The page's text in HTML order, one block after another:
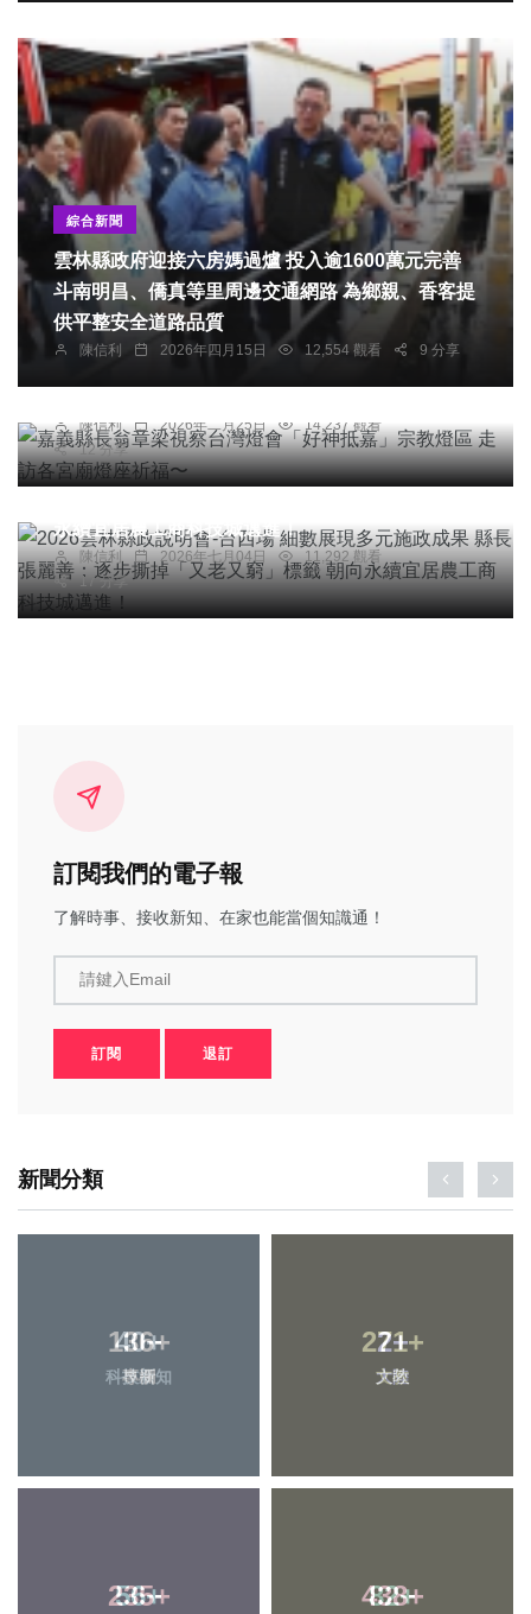
綜合新聞
雲林縣政府迎接六房媽過爐 投入逾1600萬元完善
斗南明昌、僑真等里周邊交通網路 為鄉親、香客提
供平整安全道路品質
陳信利 2026年四月15日 12,554 觀看 9 分享
宗教 綜合新聞
陳信利 2026年二月25日
14,237 觀看
12 分享
綜合新聞
2026雲林縣政說明會-台西場 細數展現多元施政成
永續宜居農工商科技城邁進！
陳信利 2026年七月04日
11,292 觀看
17 分享
訂閱我們的電子報
了解時事、接收新知、在家也能當個知識通！
請鍵入Email
訂閱 退訂
新聞分類
40+
科技新知
2+
大陸
235+ 438+